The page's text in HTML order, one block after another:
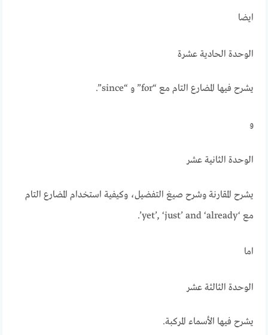
ايضا
الوحدة الحادية عشرة
يشرح فيها المضارع التام مع “for” و “since”.
و
الوحدة الثانية عشر
يشرح المقارنة وشرح صيغ التفضيل، وكيفية استخدام المضارع التام
مع ‘yet’, ‘just’ and ‘already’.
اما
الوحدة الثالثة عشر
يشرح فيها الأسماء المركبة.